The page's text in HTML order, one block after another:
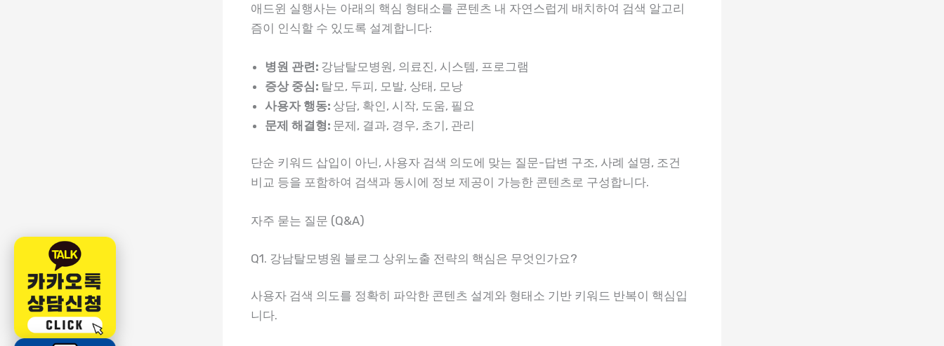
애드윈 실행사는 아래의 핵심 형태소를 콘텐츠 내 자연스럽게 배치하여 검색 알고리
즘이 인식할 수 있도록 설계합니다:
병원 관련: 강남탈모병원, 의료진, 시스템, 프로그램
증상 중심: 탈모, 두피, 모발, 상태, 모낭
사용자 행동: 상담, 확인, 시작, 도움, 필요
문제 해결형: 문제, 결과, 경우, 초기, 관리
단순 키워드 삽입이 아닌, 사용자 검색 의도에 맞는 질문-답변 구조, 사례 설명, 조건
비교 등을 포함하여 검색과 동시에 정보 제공이 가능한 콘텐츠로 구성합니다.
자주 묻는 질문 (Q&A)
Q1. 강남탈모병원 블로그 상위노출 전략의 핵심은 무엇인가요?
사용자 검색 의도를 정확히 파악한 콘텐츠 설계와 형태소 기반 키워드 반복이 핵심입
니다.